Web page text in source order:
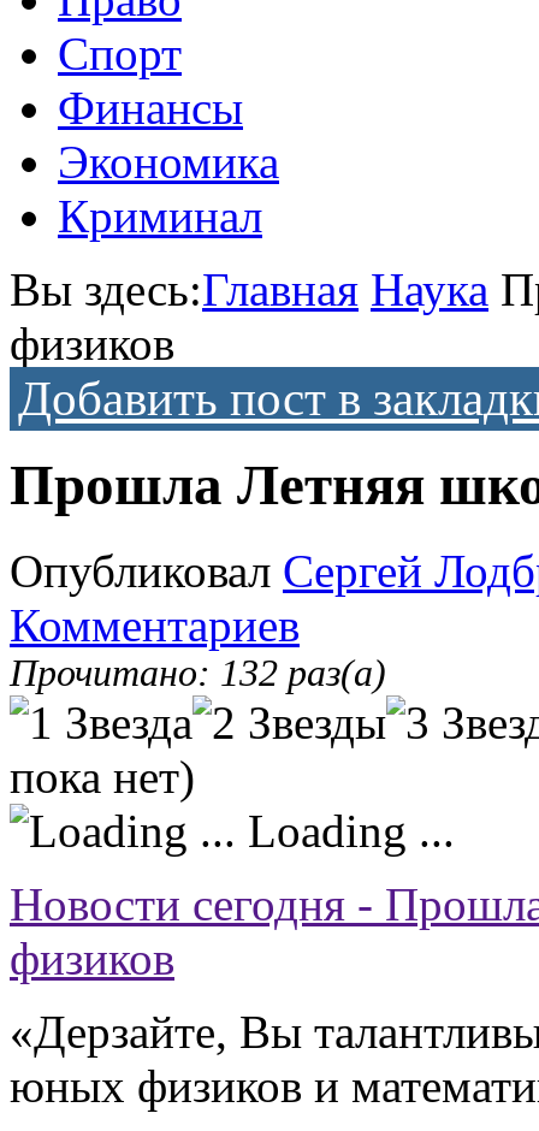
Спорт
Финансы
Экономика
Криминал
Вы здесь:Главная Наука
физиков
Добавить пост в
Прошла Летняя
Опубликовал Сергей
Комментариев
Прочитано: 132 раз(а)
пока нет)
Loading ...
Новости сегодня -
физиков
«Дерзайте, Вы
юных физиков и